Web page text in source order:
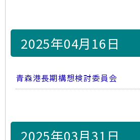
2025年04月16日
青森港長期構想検討委員会
2025年03月31日